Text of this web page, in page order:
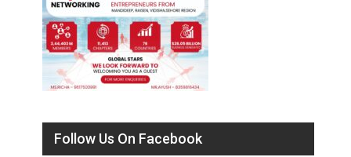
Follow Us On Facebook